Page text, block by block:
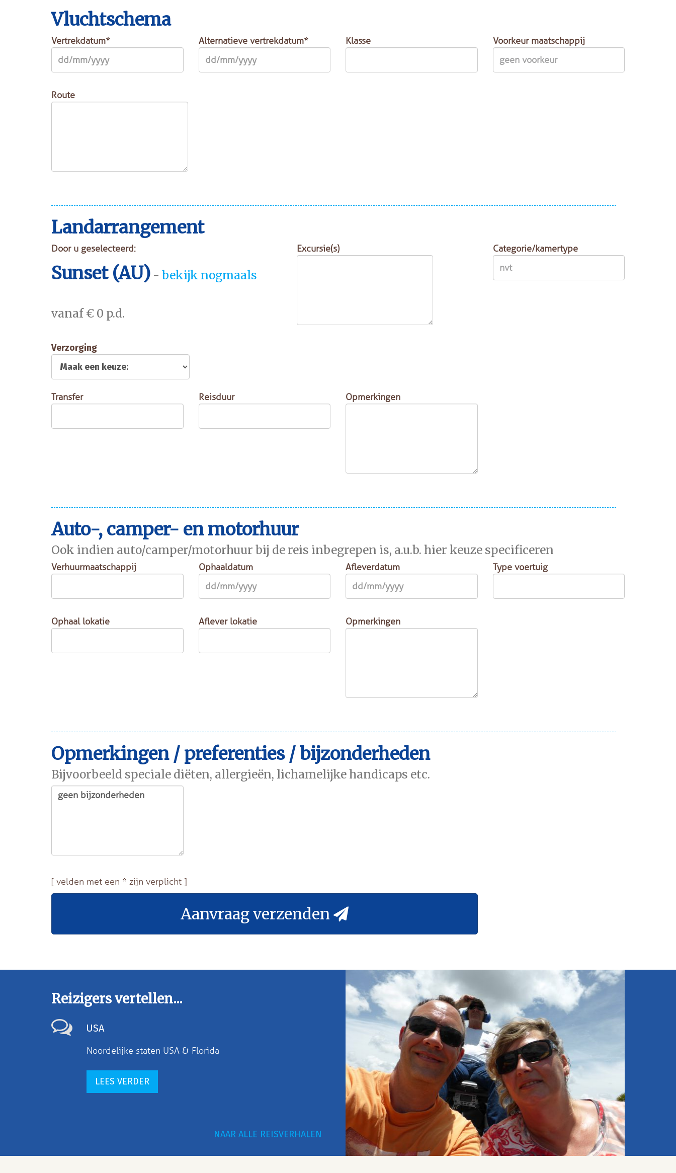
Vluchtschema
Vertrekdatum* Alternatieve vertrekdatum* Klasse Voorkeur maatschappij
Route
Landarrangement
Door u geselecteerd:
Sunset (AU) - bekijk nogmaals
vanaf € 0 p.d.
Excursie(s) Categorie/kamertype
Verzorging
Transfer Reisduur Opmerkingen
Auto-, camper- en motorhuur
Ook indien auto/camper/motorhuur bij de reis inbegrepen is, a.u.b. hier keuze specificeren
Verhuurmaatschappij Ophaaldatum Afleverdatum Type voertuig
Ophaal lokatie Aflever lokatie Opmerkingen
Opmerkingen / preferenties / bijzonderheden
Bijvoorbeeld speciale diëten, allergieën, lichamelijke handicaps etc.
[ velden met een * zijn verplicht ]
Aanvraag verzenden
Reizigers vertellen...
USA
Noordelijke staten USA & Florida
LEES VERDER
NAAR ALLE REISVERHALEN